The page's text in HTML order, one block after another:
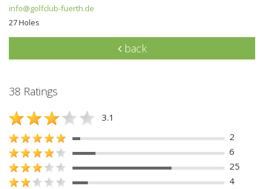
info@golfclub-fuerth.de
27 Holes
back
38 Ratings
3.1
2
6
25
4